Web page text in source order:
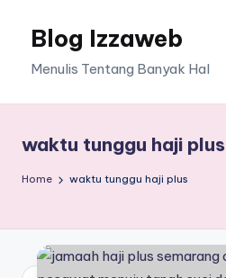
Blog Izzaweb
Menulis Tentang Banyak Hal
waktu tunggu haji plus
Home waktu tunggu haji plus